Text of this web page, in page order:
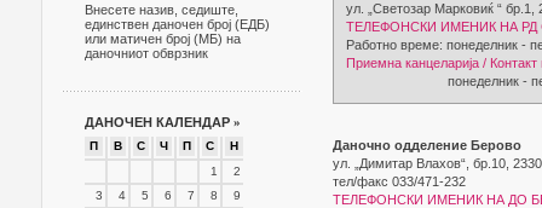
Внесете назив, седиште,
единствен даночен број (ЕДБ)
или матичен број (МБ) на
даночниот обврзник
ДАНОЧЕН КАЛЕНДАР »
П В С Ч П С
Н
1
2
3
4 5 6 7 8
9
ул. „Светозар Марковиќ “
ТЕЛЕФОНСКИ ИМЕНИК НА РД
Работно време: понеделник -
Приемна канцеларија / Контакт
понеделник - петок
Даночно одделение Берово
ул. „Димитар Влахов“, бр.10,
тел/факс 033/471-232
ТЕЛЕФОНСКИ ИМЕНИК НА ДО